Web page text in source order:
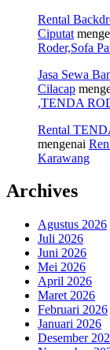
Rental
Ciputat
Roder,Sofa
Jasa Sewa
Cilacap
,TENDA
Rental
mengenai
Karawang
Archives
Agustus 2026
Juli 2026
Juni 2026
Mei 2026
April 2026
Maret 2026
Februari 2026
Januari 2026
Desember